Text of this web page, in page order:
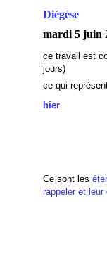
Diégèse
mardi 5 juin
ce travail est
jours)
ce qui
hier
Ce sont les
rappeler et